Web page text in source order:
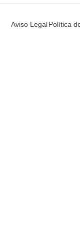
Aviso LegalPolítica